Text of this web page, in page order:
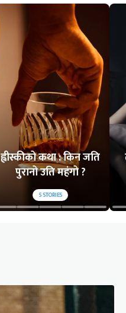
ह्वीस्कीको कथा : किन जति
पुरानो उति महंगो ?
5STORIES